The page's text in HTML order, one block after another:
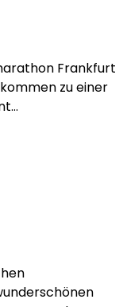
Frankfurt
zu einer